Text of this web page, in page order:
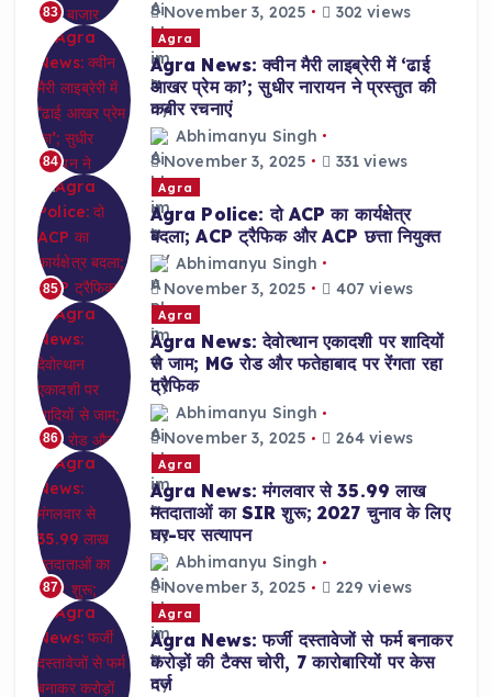
83
November 3, 2025
302 views
84
Agra
Agra News: क्वीन मैरी लाइब्रेरी में ‘ढाई
आखर प्रेम का’; सुधीर नारायन ने प्रस्तुत की
कबीर रचनाएं
Abhimanyu Singh
November 3, 2025
331 views
85
Agra
Agra Police: दो ACP का कार्यक्षेत्र
बदला; ACP ट्रैफिक और ACP छत्ता नियुक्त
Abhimanyu Singh
November 3, 2025
407 views
86
Agra
Agra News: देवोत्थान एकादशी पर शादियों
से जाम; MG रोड और फतेहाबाद पर रेंगता रहा
ट्रैफिक
Abhimanyu Singh
November 3, 2025
264 views
87
Agra
Agra News: मंगलवार से 35.99 लाख
मतदाताओं का SIR शुरू; 2027 चुनाव के लिए
घर-घर सत्यापन
Abhimanyu Singh
November 3, 2025
229 views
Agra
Agra News: फर्जी दस्तावेजों से फर्म बनाकर
करोड़ों की टैक्स चोरी, 7 कारोबारियों पर केस
दर्ज